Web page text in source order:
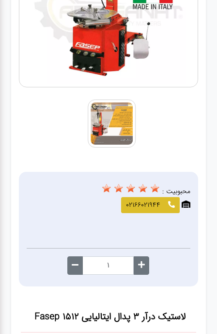
دیاگ
لوازم
معاینه
لاستیک درآر ۳ پدال ایتالیایی Fasep 1512
محبوبیت :
02166021944